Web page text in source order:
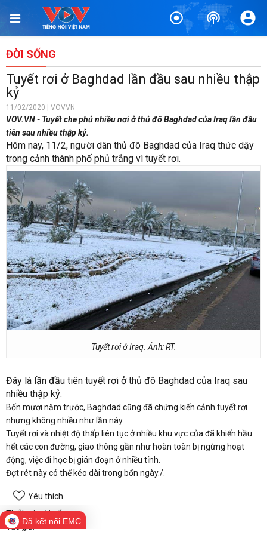
ĐỜI SỐNG
Tuyết rơi ở Baghdad lần đầu sau nhiều thập
kỷ
11/02/2020 | VOVVN
VOV.VN - Tuyết che phủ nhiều nơi ở thủ đô Baghdad của Iraq lần đầu
tiên sau nhiều thập kỷ.
Hôm nay, 11/2, người dân thủ đô Baghdad của Iraq thức dậy
trong cảnh thành phố phủ trắng vì tuyết rơi.
Tuyết rơi ở Iraq. Ảnh: RT.
Đây là lần đầu tiên tuyết rơi ở thủ đô Baghdad của Iraq sau
nhiều thập kỷ.
Bốn mươi năm trước, Baghdad cũng đã chứng kiến cảnh tuyết rơi
nhưng không nhiều như lần này.
Tuyết rơi và nhiệt độ thấp liên tục ở nhiều khu vực của đã khiến hầu
hết các con đường, giao thông gần như hoàn toàn bị ngừng hoạt
động, việc đi học bị gián đoạn ở nhiều tỉnh.
Đợt rét này có thể kéo dài trong bốn ngày./.
Yêu thích
Thể loại: Đời sống
Tác giả:
Đã kết nối EMC